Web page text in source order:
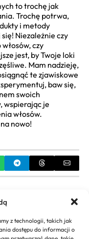
z technologii, takich jak
dostępu do informacji o
to trochę jak
Trochę potrwa,
i metody
Niezależnie czy
czy
jest, by Twoje loki
Mam nadzieję,
te zjawiskowe
baw się,
swoich
wspierając je
włosów.
nowo!
Angielsku? Kompletny
NEXT